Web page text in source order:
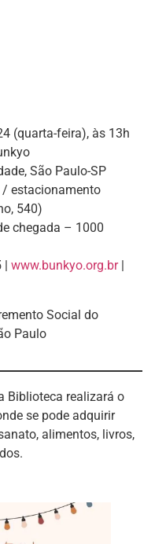
(quarta-feira), às 13h
São Paulo-SP
estacionamento
540)
chegada – 1000
www.bunkyo.org.br|
Social do
Paulo
Biblioteca realizará o
se pode adquirir
alimentos, livros,